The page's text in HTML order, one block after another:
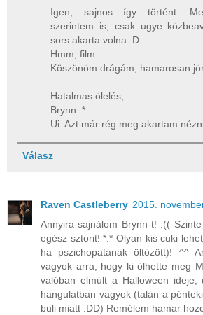
Igen, sajnos így történt.
szerintem is, csak ugye
sors akarta volna :D
Hmm, film...
Köszönöm drágám, hamarosan
Hatalmas ölelés,
Brynn :*
Ui: Azt már rég meg akartam
Válasz
Raven Castleberry 2015.
Annyira sajnálom Brynn-t! :((
egész sztorit! *.* Olyan kis cuki
ha pszichopatának öltözött)! ^^
vagyok arra, hogy ki ölhette meg
valóban elmúlt a Halloween
hangulatban vagyok (talán a
buli miatt :DD) Remélem hamar